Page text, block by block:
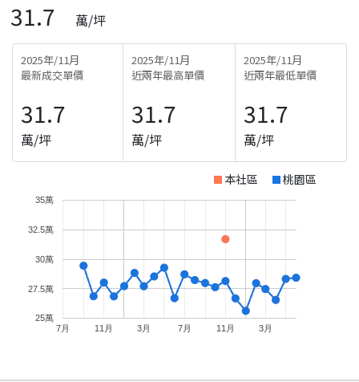
31.7 萬/坪
2025年/11月
最新成交單價
31.7
萬/坪
2025年/11月
近兩年最高單價
31.7
萬/坪
2025年/11月
近兩年最低單價
31.7
萬/坪
本社區 桃園區
7月 11月 3月 7月 11月 3月
25萬
27.5萬
30萬
32.5萬
35萬